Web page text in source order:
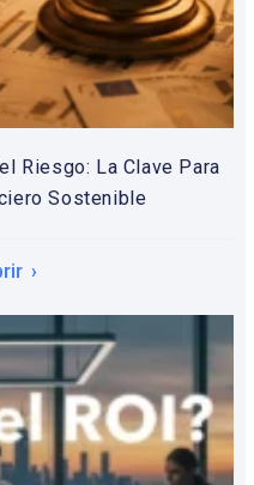
Riesgo: La Clave Para
Sostenible